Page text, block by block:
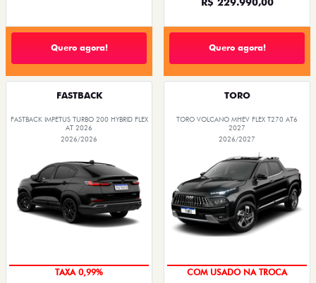
Quero agora! Quero agora!
FASTBACK
FASTBACK IMPETUS TURBO 200 HYBRID FLEX
AT 2026
2026/2026
TAXA 0,99%
TORO
TORO VOLCANO MHEV FLEX T270 AT6
2027
2026/2027
COM USADO NA TROCA